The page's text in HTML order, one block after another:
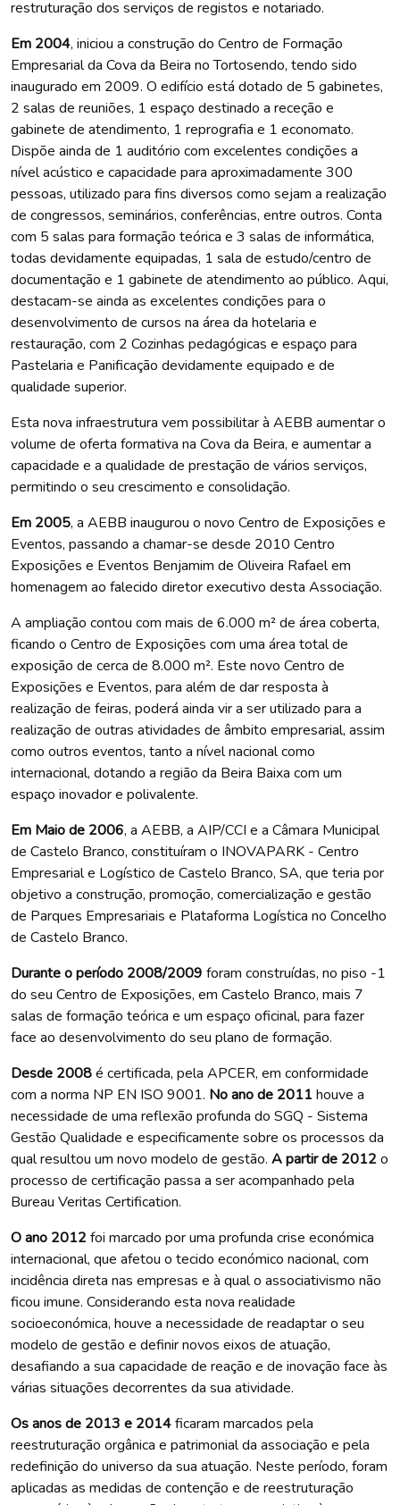
restruturação dos serviços de registos e notariado.
Em 2004, iniciou a construção do Centro de Formação
Empresarial da Cova da Beira no Tortosendo, tendo sido
inaugurado em 2009. O edifício está dotado de 5 gabinetes,
2 salas de reuniões, 1 espaço destinado a receção e
gabinete de atendimento, 1 reprografia e 1 economato.
Dispõe ainda de 1 auditório com excelentes condições a
nível acústico e capacidade para aproximadamente 300
pessoas, utilizado para fins diversos como sejam a realização
de congressos, seminários, conferências, entre outros. Conta
com 5 salas para formação teórica e 3 salas de informática,
todas devidamente equipadas, 1 sala de estudo/centro de
documentação e 1 gabinete de atendimento ao público. Aqui,
destacam-se ainda as excelentes condições para o
desenvolvimento de cursos na área da hotelaria e
restauração, com 2 Cozinhas pedagógicas e espaço para
Pastelaria e Panificação devidamente equipado e de
qualidade superior.
Esta nova infraestrutura vem possibilitar à AEBB aumentar o
volume de oferta formativa na Cova da Beira, e aumentar a
capacidade e a qualidade de prestação de vários serviços,
permitindo o seu crescimento e consolidação.
Em 2005, a AEBB inaugurou o novo Centro de Exposições e
Eventos, passando a chamar-se desde 2010 Centro
Exposições e Eventos Benjamim de Oliveira Rafael em
homenagem ao falecido diretor executivo desta Associação.
A ampliação contou com mais de 6.000 m² de área coberta,
ficando o Centro de Exposições com uma área total de
exposição de cerca de 8.000 m². Este novo Centro de
Exposições e Eventos, para além de dar resposta à
realização de feiras, poderá ainda vir a ser utilizado para a
realização de outras atividades de âmbito empresarial, assim
como outros eventos, tanto a nível nacional como
internacional, dotando a região da Beira Baixa com um
espaço inovador e polivalente.
Em Maio de 2006, a AEBB, a AIP/CCI e a Câmara Municipal
de Castelo Branco, constituíram o INOVAPARK - Centro
Empresarial e Logístico de Castelo Branco, SA, que teria por
objetivo a construção, promoção, comercialização e gestão
de Parques Empresariais e Plataforma Logística no Concelho
de Castelo Branco.
Durante o período 2008/2009 foram construídas, no piso -1
do seu Centro de Exposições, em Castelo Branco, mais 7
salas de formação teórica e um espaço oficinal, para fazer
face ao desenvolvimento do seu plano de formação.
Desde 2008é certificada, pela APCER, em conformidade
com a norma NP EN ISO 9001. No ano de 2011houve a
necessidade de uma reflexão profunda do SGQ - Sistema
Gestão Qualidade e especificamente sobre os processos da
qual resultou um novo modelo de gestão. A partir de 2012o
processo de certificação passa a ser acompanhado pela
Bureau Veritas Certification.
O ano 2012foi marcado por uma profunda crise económica
internacional, que afetou o tecido económico nacional, com
incidência direta nas empresas e à qual o associativismo não
ficou imune. Considerando esta nova realidade
socioeconómica, houve a necessidade de readaptar o seu
modelo de gestão e definir novos eixos de atuação,
desafiando a sua capacidade de reação e de inovação face às
várias situações decorrentes da sua atividade.
Os anos de 2013 e 2014ficaram marcados pela
reestruturação orgânica e patrimonial da associação e pela
redefinição do universo da sua atuação. Neste período, foram
aplicadas as medidas de contenção e de reestruturação